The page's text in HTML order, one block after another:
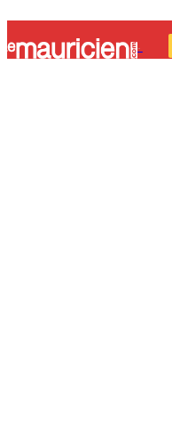
-